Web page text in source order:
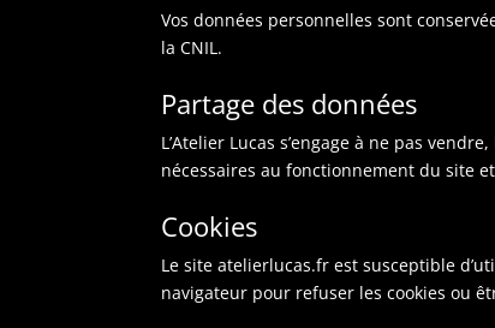
Vos données personnelles sont
la CNIL.
Partage des données
L’Atelier Lucas s’engage à ne pas
nécessaires au fonctionnement du site
Cookies
Le site atelierlucas.fr est susceptible
navigateur pour refuser les cookies ou